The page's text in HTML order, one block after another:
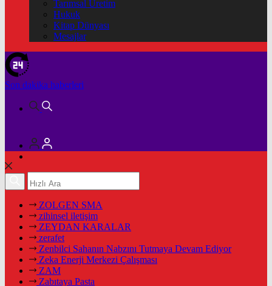
Tarımsal Üretim
Hukuk
Kitap Dünyası
Mesajlar
Son dakika haberleri
ZOLGEN SMA
zihinsel iletişim
ZEYDAN KARALAR
zerafet
Zenbilci Sahanın Nabzını Tutmaya Devam Ediyor
Zeka Enerji Merkezi Çalışması
ZAM
Zabıtaya Pasta